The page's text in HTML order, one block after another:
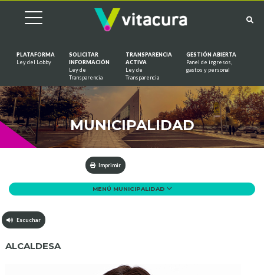
PLATAFORMA
Ley del Lobby
SOLICITAR
INFORMACIÓN
Ley de
Transparencia
TRANSPARENCIA
ACTIVA
Ley de
Transparencia
GESTIÓN ABIERTA
Panel de ingresos,
gastos y personal
MUNICIPALIDAD
Imprimir
MENÚ MUNICIPALIDAD
Escuchar
ALCALDESA